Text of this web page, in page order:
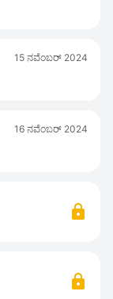
15 ನವೆಂಬರ್ 2024
16 ನವೆಂಬರ್ 2024